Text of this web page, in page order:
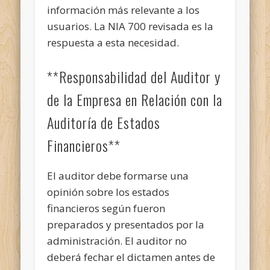
información más relevante a los
usuarios. La NIA 700 revisada es la
respuesta a esta necesidad.
**Responsabilidad del Auditor y
de la Empresa en Relación con la
Auditoría de Estados
Financieros**
El auditor debe formarse una
opinión sobre los estados
financieros según fueron
preparados y presentados por la
administración. El auditor no
deberá fechar el dictamen antes de